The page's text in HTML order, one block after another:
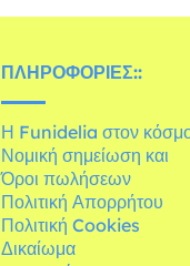
ΠΛΗΡΟΦΟΡΊΕΣ::
Η Funidelia στον
Νομική σημείωση και
Όροι πωλήσεων
Πολιτική Απορρήτου
Πολιτική Cookies
Δικαίωμα